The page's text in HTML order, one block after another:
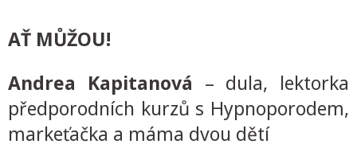
AŤ MŮŽOU!
Andrea Kapitanová – dula, lektorka
předporodních kurzů s Hypnoporodem,
markeťačka a máma dvou dětí